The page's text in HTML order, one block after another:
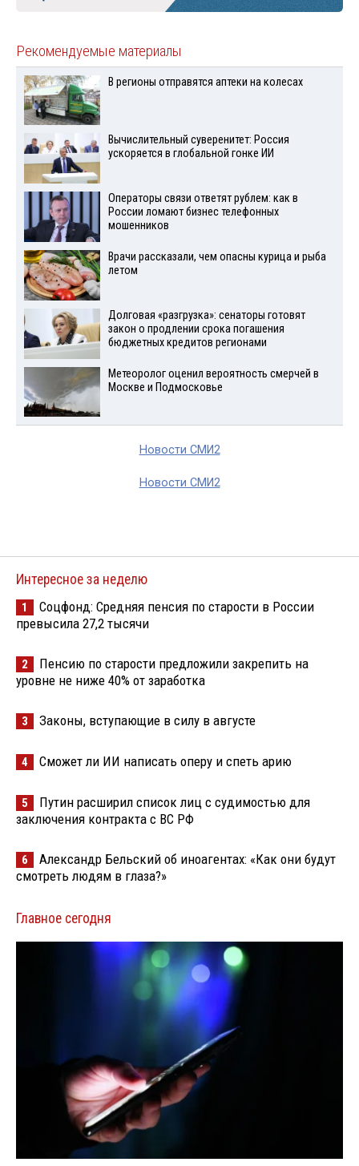
Рекомендуемые материалы
В регионы отправятся аптеки на колесах
Вычислительный суверенитет: Россия
ускоряется в глобальной гонке ИИ
Операторы связи ответят рублем: как в
России ломают бизнес телефонных
мошенников
Врачи рассказали, чем опасны курица и рыба
летом
Долговая «разгрузка»: сенаторы готовят
закон о продлении срока погашения
бюджетных кредитов регионами
Метеоролог оценил вероятность смерчей в
Москве и Подмосковье
Новости СМИ2
Новости СМИ2
Интересное за неделю
1
Соцфонд: Средняя пенсия по старости в России
превысила 27,2 тысячи
2
Пенсию по старости предложили закрепить на
уровне не ниже 40% от заработка
3 Законы, вступающие в силу в августе
4 Сможет ли ИИ написать оперу и спеть арию
5
Путин расширил список лиц с судимостью для
заключения контракта с ВС РФ
6
Александр Бельский об иноагентах: «Как они будут
смотреть людям в глаза?»
Главное сегодня